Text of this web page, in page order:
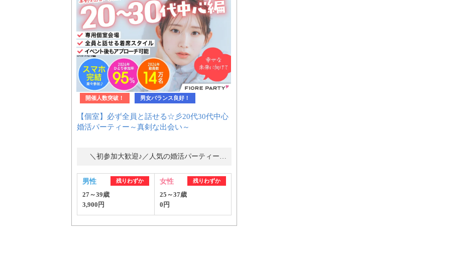
個人情報保護方針launch
子どもの安全基準に関するポリシーlaunch
開催人数突破！ 男女バランス良好！
【個室】必ず全員と話せる☆彡20代30代中心
婚活パーティー～真剣な出会い～
＼初参加大歓迎♪／人気の婚活パーティー・街コン
男性 残りわずか
27～39歳
3,900円
女性 残りわずか
25～37歳
0円